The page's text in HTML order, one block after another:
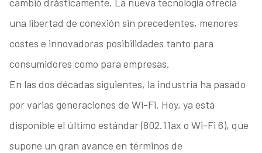
cambió drásticamente. La nueva tecnología ofrecía
una libertad de conexión sin precedentes, menores
costes e innovadoras posibilidades tanto para
consumidores como para empresas.
En las dos décadas siguientes, la industria ha pasado
por varias generaciones de Wi-Fi. Hoy, ya está
disponible el último estándar (802.11ax o Wi-Fi 6), que
supone un gran avance en términos de